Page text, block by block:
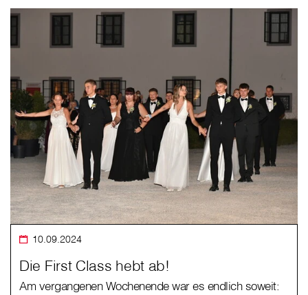
10.09.2024
Die First Class hebt ab!
Am vergangenen Wochenende war es endlich soweit: